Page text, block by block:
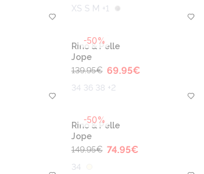
XS S M +1
-50%
Rino & Pelle
Jope
139.95€ 69.95€
34 36 38 +2
-50%
Rino & Pelle
Jope
149.95€ 74.95€
34